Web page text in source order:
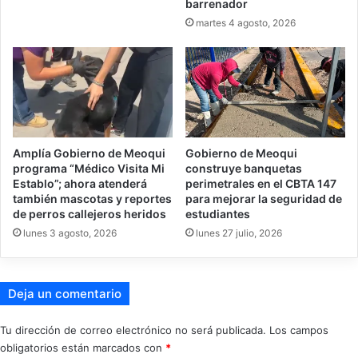
barrenador
martes 4 agosto, 2026
Amplía Gobierno de Meoqui
programa “Médico Visita Mi
Establo”; ahora atenderá
también mascotas y reportes
de perros callejeros heridos
lunes 3 agosto, 2026
Gobierno de Meoqui
construye banquetas
perimetrales en el CBTA 147
para mejorar la seguridad de
estudiantes
lunes 27 julio, 2026
Deja un comentario
Tu dirección de correo electrónico no será publicada. Los campos
obligatorios están marcados con *